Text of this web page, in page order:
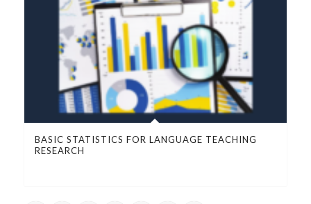
BASIC STATISTICS FOR LANGUAGE TEACHING
RESEARCH